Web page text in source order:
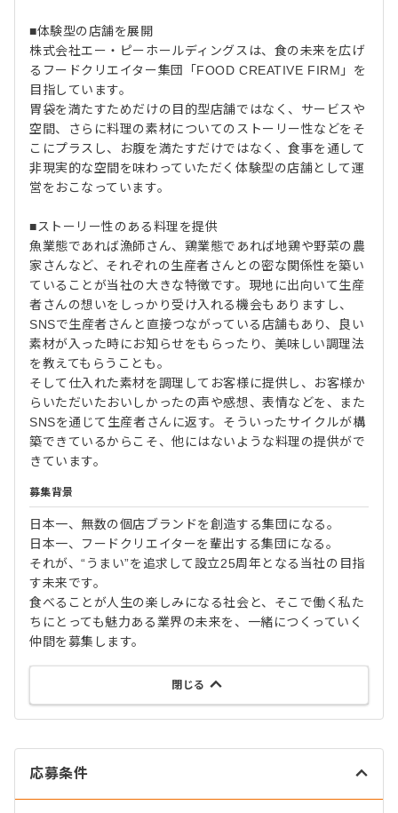
■体験型の店舗を展開
株式会社エー・ピーホールディングスは、食の未来を広げ
るフードクリエイター集団「FOOD CREATIVE FIRM」を
目指しています。
胃袋を満たすためだけの目的型店舗ではなく、サービスや
空間、さらに料理の素材についてのストーリー性などをそ
こにプラスし、お腹を満たすだけではなく、食事を通して
非現実的な空間を味わっていただく体験型の店舗として運
営をおこなっています。
■ストーリー性のある料理を提供
魚業態であれば漁師さん、鶏業態であれば地鶏や野菜の農
家さんなど、それぞれの生産者さんとの密な関係性を築い
ていることが当社の大きな特徴です。現地に出向いて生産
者さんの想いをしっかり受け入れる機会もありますし、
SNSで生産者さんと直接つながっている店舗もあり、良い
素材が入った時にお知らせをもらったり、美味しい調理法
を教えてもらうことも。
そして仕入れた素材を調理してお客様に提供し、お客様か
らいただいたおいしかったの声や感想、表情などを、また
SNSを通じて生産者さんに返す。そういったサイクルが構
築できているからこそ、他にはないような料理の提供がで
きています。
募集背景
日本一、無数の個店ブランドを創造する集団になる。
日本一、フードクリエイターを輩出する集団になる。
それが、“うまい”を追求して設立25周年となる当社の目指
す未来です。
食べることが人生の楽しみになる社会と、そこで働く私た
ちにとっても魅力ある業界の未来を、一緒につくっていく
仲間を募集します。
閉じる
応募条件